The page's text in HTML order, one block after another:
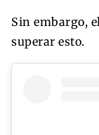
Sin embargo,
superar esto.